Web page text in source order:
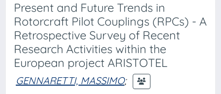
Present and Future Trends in
Rotorcraft Pilot Couplings (RPCs) - A
Retrospective Survey of Recent
Research Activities within the
European project ARISTOTEL
GENNARETTI, MASSIMO;